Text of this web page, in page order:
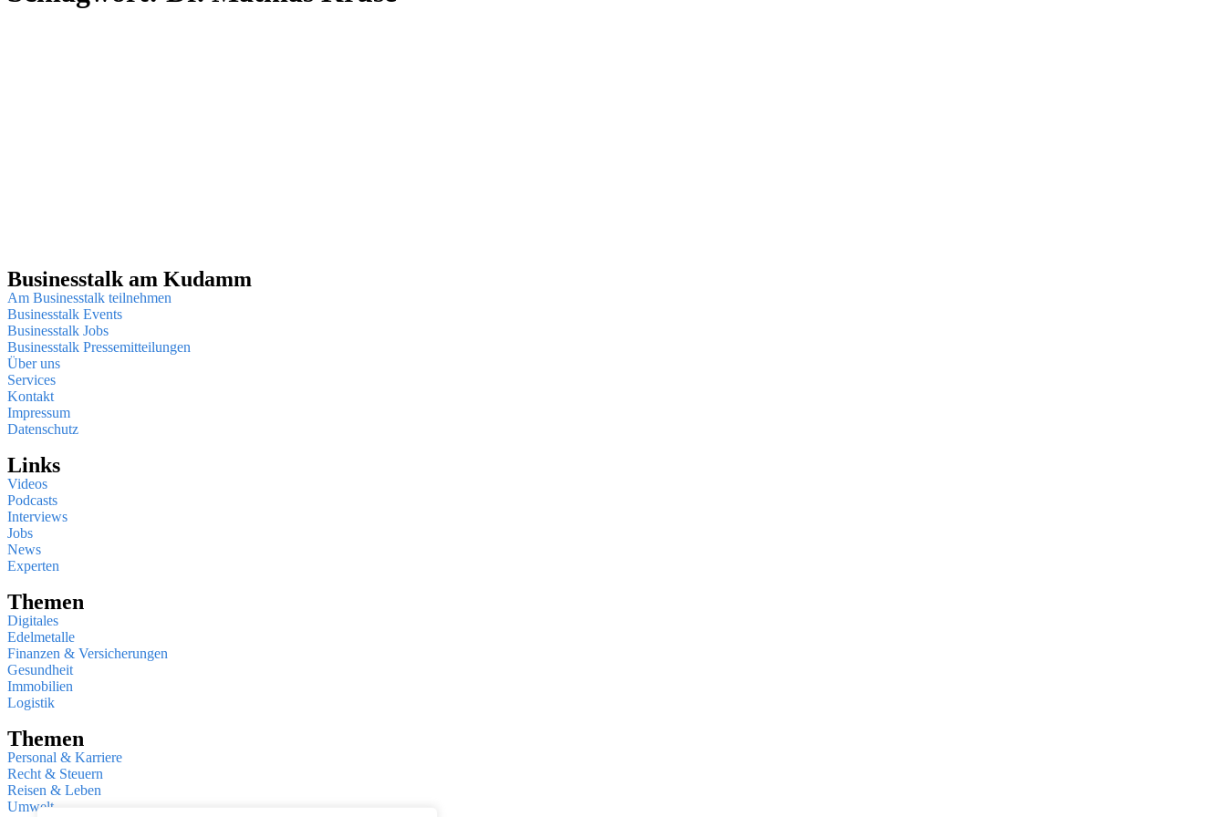
Businesstalk am Kudamm
Am Businesstalk teilnehmen
Businesstalk Events
Businesstalk Jobs
Businesstalk Pressemitteilungen
Über uns
Services
Kontakt
Impressum
Datenschutz
Links
Videos
Podcasts
Interviews
Jobs
News
Experten
Themen
Digitales
Edelmetalle
Finanzen & Versicherungen
Gesundheit
Immobilien
Logistik
Themen
Personal & Karriere
Recht & Steuern
Reisen & Leben
Umwelt